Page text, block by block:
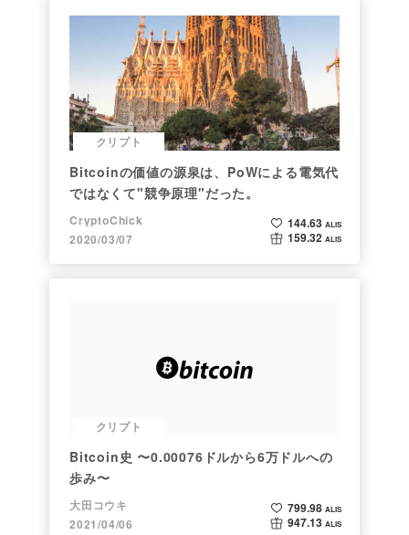
クリプト
Bitcoinの価値の源泉は、PoWによる電気代
ではなくて"競争原理"だった。
CryptoChick
2020/03/07
144.63 ALIS
159.32 ALIS
クリプト
Bitcoin史 〜0.00076ドルから6万ドルへの
歩み〜
大田コウキ
2021/04/06
799.98 ALIS
947.13 ALIS